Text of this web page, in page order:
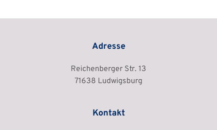
Adresse
Reichenberger Str. 13
71638 Ludwigsburg
Kontakt